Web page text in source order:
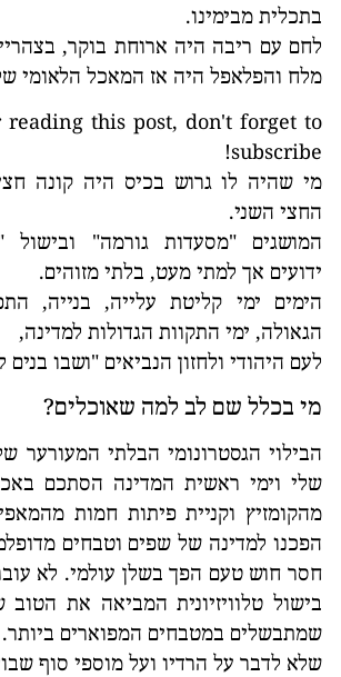
בתכלית מבימינו.
לחם עם ריבה היה ארוחת בוקר,
מלח והפלאפל היה אז המאכל הלאומי
this post, don't forget to
subscribe!
מי שהיה לו גרוש בכיס היה קונה
החצי השני.
המושגים "מסעדות גורמה" ובישול
ידועים אך למתי מעט, בלתי מזוהים.
הימים ימי קליטת עלייה, בנייה,
הגאולה, ימי התקוות הגדולות למדינה,
לעם היהודי ולחזון הנביאים "ושבו בנים
מי בכלל שם לב למה שאוכלים?
הבילוי הגסטרונומי הבלתי המעורער
שלי וימי ראשית המדינה הסתכם
מהקומזיץ וקניית פיתות חמות
הפכנו למדינה של שפים וטבחים
חסר חוש טעם הפך בשלן עולמי. לא
בישול טלוויזיונית המביאה את
שמתבשלים במטבחים המפוארים ביותר.
שלא לדבר על הרדיו ועל מוספי סוף